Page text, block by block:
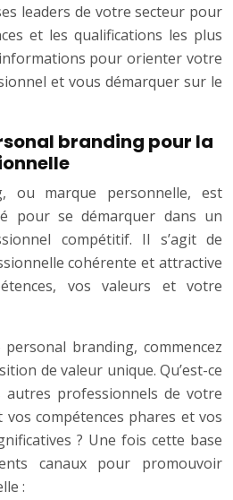
leaders de votre secteur pour
et les qualifications les plus
pour orienter votre
et vous démarquer sur le
branding pour la
ou marque personnelle, est
pour se démarquer dans un
compétitif. Il s’agit de
cohérente et attractive
vos valeurs et votre
branding, commencez
de valeur unique. Qu’est-ce
professionnels de votre
vos compétences phares et vos
? Une fois cette base
canaux pour promouvoir
: